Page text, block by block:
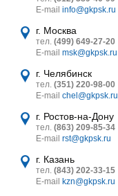
E-mail info@gkpsk.ru
г. Москва
тел. (499) 649-27-20
E-mail msk@gkpsk.ru
г. Челябинск
тел. (351) 220-98-00
E-mail chel@gkpsk.ru
г. Ростов-на-Дону
тел. (863) 209-85-34
E-mail rst@gkpsk.ru
г. Казань
тел. (843) 202-33-15
E-mail
kzn@gkpsk.ru